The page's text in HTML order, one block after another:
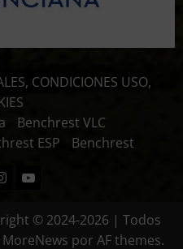
CONDICIONES USO,
Benchrest VLC
ESP Benchrest
Youtube
© 2024-2026 | Todos
MoreNews por AF themes.